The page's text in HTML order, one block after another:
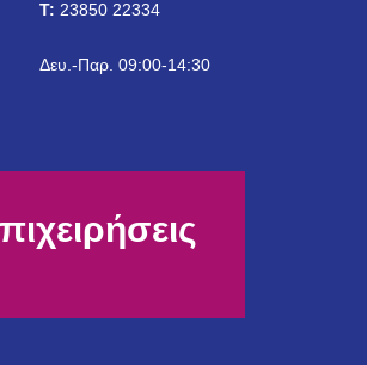
T: 23850 22334
Δευ.-Παρ. 09:00-14:30